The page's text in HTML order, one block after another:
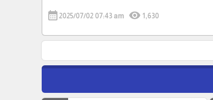
calendar_month2025/07/02 07:43 am visibility 1,630